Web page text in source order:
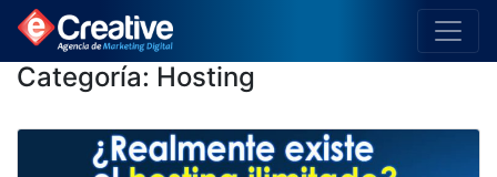
Categoría: Hosting